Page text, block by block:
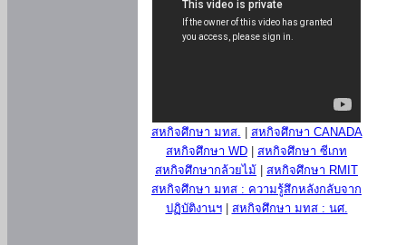
สหกิจศึกษา มทส.
สหกิจศึกษา CANADA
สหกิจศึกษา WD
สหกิจศึกษา ซีเกท
สหกิจศึกษากล้วยไม้
สหกิจศึกษา RMIT
สหกิจศึกษา มทส : ความรู้สึกหลังกลับจาก
ปฏิบัติงานฯ| สหกิจศึกษา มทส : นศ.